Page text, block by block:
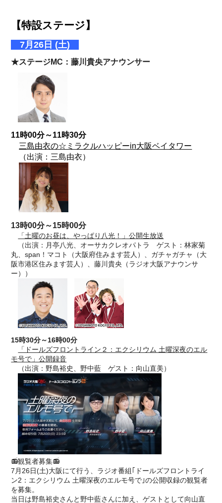
【特設ステージ】
7月26日 (土)
★ステージMC：藤川貴央アナウンサー
11時00分～11時30分
三島由衣の☆ミラクルハッピーin大阪ベイタワー
（出演：三島由衣）
13時00分～15時00分
「土曜のお昼は、やっぱり八光！」公開生放送
（出演：月亭八光、オーサカクレオパトラ ゲスト：林家菊
丸、span！マコト（大阪府住みます芸人）、ガチャガチャ（大
阪市港区住みます芸人）、藤川貴央（ラジオ大阪アナウンサ
ー））
15時30分～16時00分
「ドールズフロントライン２：エクシリウム 土曜深夜のエル
モ号で」公開録音
（出演：野島裕史、野中藍 ゲスト：向山直美）
📻観覧者募集📻
7月26日(土)大阪にて行う、ラジオ番組｢ドールズフロントライ
ン2：エクシリウム 土曜深夜のエルモ号で｣の公開収録の観覧者
を募集。
当日は野島裕史さんと野中藍さんに加え、ゲストとして向山直